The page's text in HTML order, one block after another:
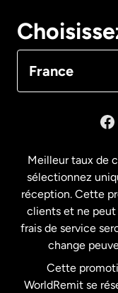
France
États-
États-
France
Meilleur taux de
sélectionnez
réception. Cette
clients et ne peut
frais de service
change
Cette
WorldRemit se